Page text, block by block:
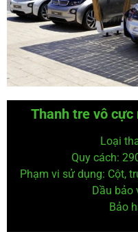
Thanh tre vô cực
Loại
Quy cách:
Phạm vi sử dụng: Cột,
Dầu bảo
Bảo